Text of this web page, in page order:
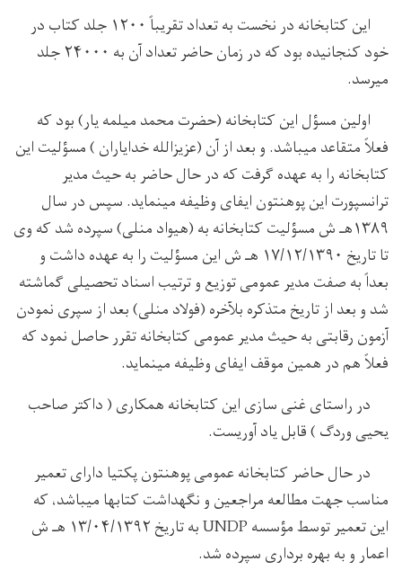
این کتابخانه در نخست به تعداد تقریباً ۱۲۰۰ جلد کتاب در
خود کنجانیده بود که در زمان حاضر تعداد آن به ۲۴۰۰۰ جلد
میرسد.
اولین مسؤل این کتابخانه (حضرت محمد میلمه یار) بود که
فعلاً متقاعد میباشد. و بعد از آن (عزیزالله خدایاران ) مسؤلیت این
کتابخانه را به عهده گرفت که در حال حاضر به حیث مدیر
ترانسپورت این پوهنتون ایفای وظیفه مینماید. سپس در سال
۱۳۸۹هـ ش مسؤلیت کتابخانه به (هیواد منلی) سپرده شد که وی
تا تاریخ ۱۷/۱۲/۱۳۹۰ هـ ش این مسؤلیت را به عهده داشت و
بعداً به صفت مدیر عمومی توزیع و ترتیب اسناد تحصیلی گماشته
شد و بعد از تاریخ متذکره بلآخره (فولاد منلی) بعد از سپری نمودن
آزمون رقابتی به حیث مدیر عمومی کتابخانه تقرر حاصل نمود که
فعلاً هم در همین موقف ایفای وظیفه مینماید.
در راستای غنی سازی این کتابخانه همکاری ( داکتر صاحب
یحیی وردگ ) قابل یاد آوریست.
در حال حاضر کتابخانه عمومی پوهنتون پکتیا دارای تعمیر
مناسب جهت مطالعه مراجعین و نگهداشت کتابها میباشد، که
این تعمیر توسط مؤسسه UNDP به تاریخ ۱۳/۰۴/۱۳۹۲ هـ ش
اعمار و به بهره برداری سپرده شد.